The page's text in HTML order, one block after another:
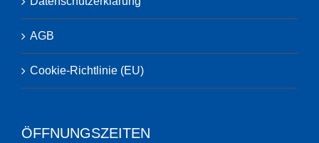
AGB
Cookie-Richtlinie (EU)
ÖFFNUNGSZEITEN